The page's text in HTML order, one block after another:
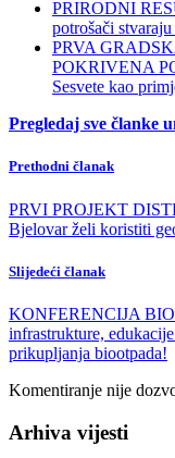
PRIRODNI
potrošači
PRVA
POKRIVENA
Sesvete kao
Pregledaj sve članke
Prethodni članak
PRVI PROJEKT
Bjelovar želi koristiti
Slijedeći članak
KONFERENCIJA
infrastrukture,
prikupljanja biootpada!
Komentiranje nije
Arhiva vijesti